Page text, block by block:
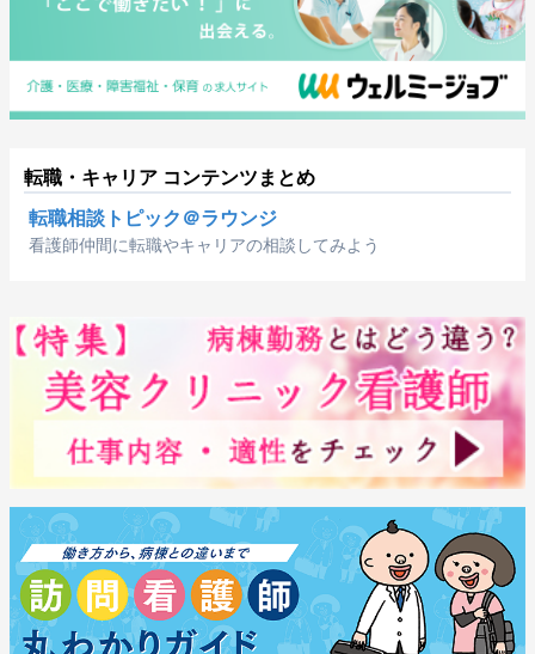
転職・キャリア コンテンツまとめ
転職相談トピック＠ラウンジ
看護師仲間に転職やキャリアの相談してみよう